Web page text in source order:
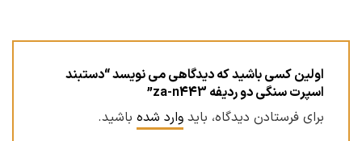
اولین کسی باشید که دیدگاهی می نویسد “دستبند
اسپرت سنگی دو ردیفه za-n443”
برای فرستادن دیدگاه، باید وارد شده باشید.